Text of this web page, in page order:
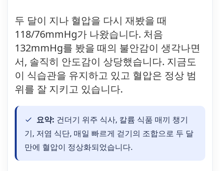
두 달이 지나 혈압을 다시 재봤을 때
118/76mmHg가 나왔습니다. 처음
132mmHg를 봤을 때의 불안감이 생각나면
서, 솔직히 안도감이 상당했습니다. 지금도
이 식습관을 유지하고 있고 혈압은 정상 범
위를 잘 지키고 있습니다.
요약: 건더기 위주 식사, 칼륨 식품 매끼 챙기
기, 저염 식단, 매일 빠르게 걷기의 조합으로 두 달
만에 혈압이 정상화되었습니다.